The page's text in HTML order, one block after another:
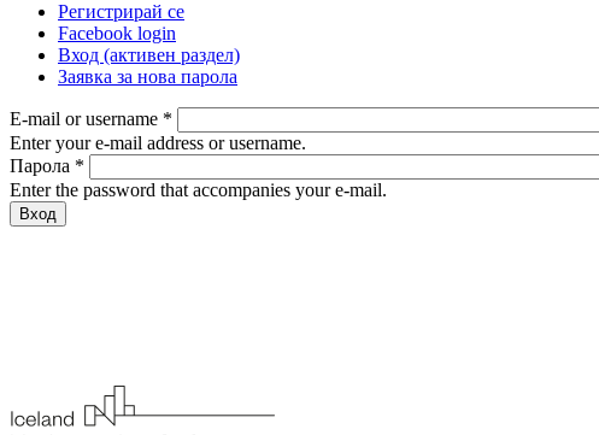
Регистрирай се
Facebook login
Вход (активен раздел)
Заявка за нова парола
E-mail or username *
Enter your e-mail address or username.
Парола *
Enter the password that accompanies your e-mail.